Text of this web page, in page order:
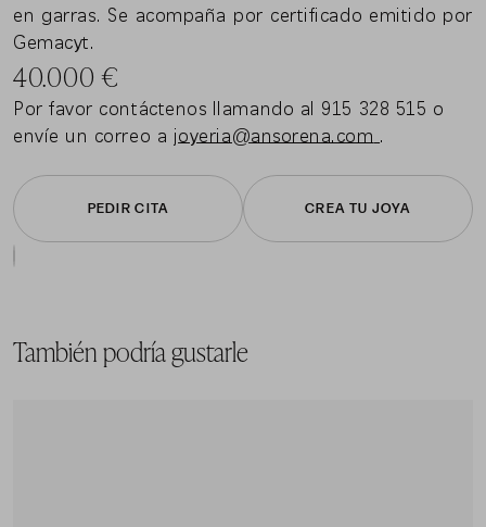
en garras. Se acompaña por certificado emitido por
Gemacyt.
40.000€
Por favor contáctenos llamando al 915 328 515 o
envíe un correo a joyeria@ansorena.com .
PEDIR CITA CREA TU JOYA
También podría gustarle